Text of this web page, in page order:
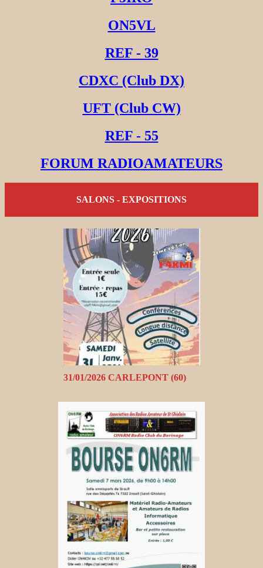
ON5VL
REF - 39
CDXC (Club DX)
UFT (Club CW)
REF - 55
FORUM RADIOAMATEURS
SALONS - EXPOSITIONS
31/01/2026 CARLEPONT (60)